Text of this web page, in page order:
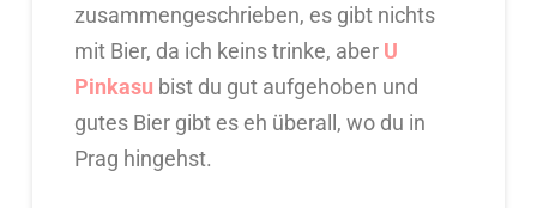
zusammengeschrieben, es gibt nichts
mit Bier, da ich keins trinke, aber U
Pinkasu bist du gut aufgehoben und
gutes Bier gibt es eh überall, wo du in
Prag hingehst.